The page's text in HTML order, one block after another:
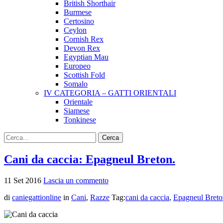
British Shorthair
Burmese
Certosino
Ceylon
Cornish Rex
Devon Rex
Egyptian Mau
Europeo
Scottish Fold
Somalo
IV CATEGORIA – GATTI ORIENTALI
Orientale
Siamese
Tonkinese
Cani da caccia: Epagneul Breton.
11 Set 2016 Lascia un commento
di caniegattionline in Cani, Razze Tag:cani da caccia, Epagneul